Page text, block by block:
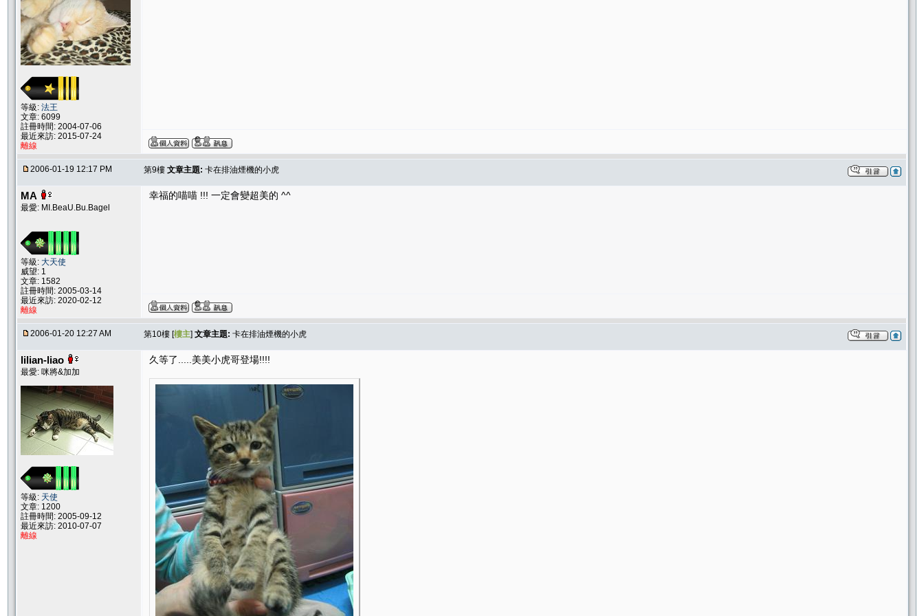
等級: 法王
文章: 6099
註冊時間: 2004-07-06
最近來訪: 2015-07-24
離線
2006-01-19 12:17 PM 第9樓 文章主題: 卡在排油煙機的小虎
MA
最愛: MI.BeaU.Bu.Bagel
等級: 大天使
威望: 1
文章: 1582
註冊時間: 2005-03-14
最近來訪: 2020-02-12
離線
幸福的喵喵 !!! 一定會變超美的 ^^
2006-01-20 12:27 AM 第10樓 [樓主] 文章主題: 卡在排油煙機的小虎
lilian-liao
最愛: 咪將&加加
等級: 天使
文章: 1200
註冊時間: 2005-09-12
最近來訪: 2010-07-07
離線
久等了.....美美小虎哥登場!!!!